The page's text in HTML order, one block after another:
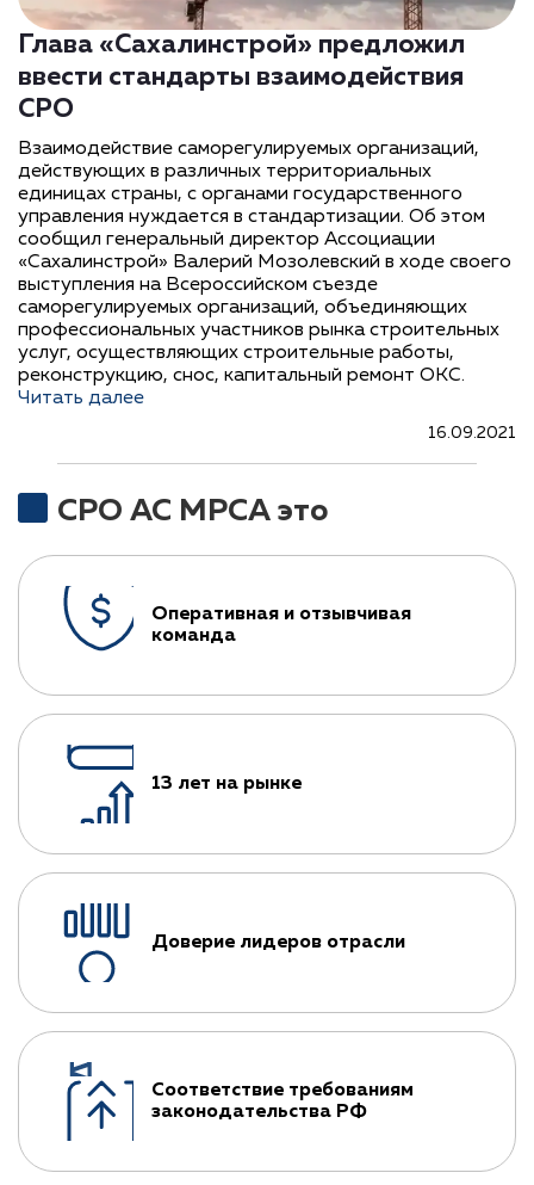
Глава «Сахалинстрой» предложил
ввести стандарты взаимодействия
СРО
Взаимодействие саморегулируемых организаций,
действующих в различных территориальных
единицах страны, с органами государственного
управления нуждается в стандартизации. Об этом
сообщил генеральный директор Ассоциации
«Сахалинстрой» Валерий Мозолевский в ходе своего
выступления на Всероссийском съезде
саморегулируемых организаций, объединяющих
профессиональных участников рынка строительных
услуг, осуществляющих строительные работы,
реконструкцию, снос, капитальный ремонт ОКС.
Читать далее
16.09.2021
СРО АС МРСА это
Оперативная и отзывчивая
команда
13 лет на рынке
Доверие лидеров отрасли
Соответствие требованиям
законодательства РФ